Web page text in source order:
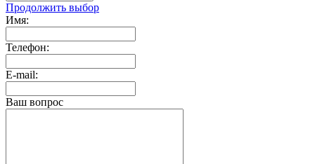
Продолжить выбор
Имя:
Телефон:
E-mail:
Ваш вопрос